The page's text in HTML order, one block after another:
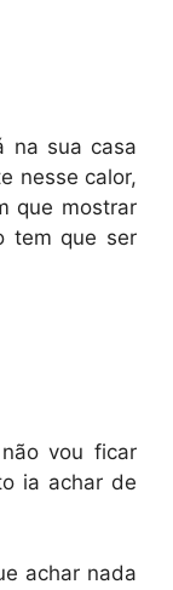
na sua casa
nesse calor,
que mostrar
tem que ser
vou ficar
ia achar de
achar nada